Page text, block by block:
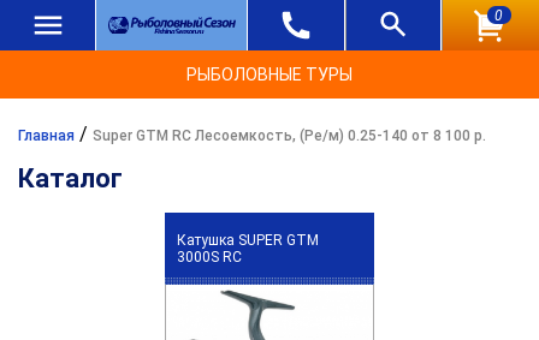
0
РЫБОЛОВНЫЕ ТУРЫ
Главная / Super GTM RC Лесоемкость, (Ре/м) 0.25-140 от 8 100 р.
Каталог
Катушка SUPER GTM
3000S RC